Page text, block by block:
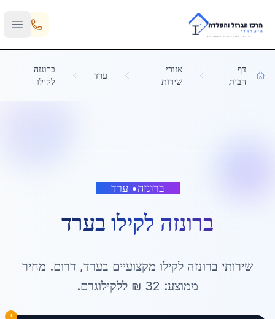
Skip to main content
דף
הבית
אזורי
שירות
ערד
ברונזה
לקילו
ברונזה• ערד
ברונזה לקילו בערד
שירותי ברונזה לקילו מקצועיים בערד, דרום. מחיר
ממוצע: 32 ₪ ללקילוגרם.
!